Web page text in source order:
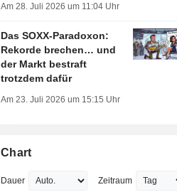
Am 28. Juli 2026 um 11:04 Uhr
Das SOXX-Paradoxon:
Rekorde brechen… und
der Markt bestraft
trotzdem dafür
Am 23. Juli 2026 um 15:15 Uhr
Chart
Dauer Zeitraum